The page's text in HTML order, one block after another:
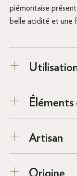
piémontaise
belle acidité et une
Artisan
Origine